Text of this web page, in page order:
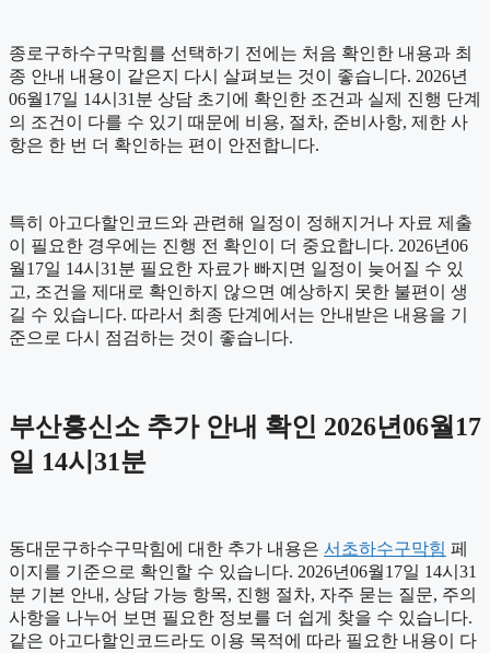
종로구하수구막힘를 선택하기 전에는 처음 확인한 내용과 최
종 안내 내용이 같은지 다시 살펴보는 것이 좋습니다. 2026년
06월17일 14시31분 상담 초기에 확인한 조건과 실제 진행 단계
의 조건이 다를 수 있기 때문에 비용, 절차, 준비사항, 제한 사
항은 한 번 더 확인하는 편이 안전합니다.
특히 아고다할인코드와 관련해 일정이 정해지거나 자료 제출
이 필요한 경우에는 진행 전 확인이 더 중요합니다. 2026년06
월17일 14시31분 필요한 자료가 빠지면 일정이 늦어질 수 있
고, 조건을 제대로 확인하지 않으면 예상하지 못한 불편이 생
길 수 있습니다. 따라서 최종 단계에서는 안내받은 내용을 기
준으로 다시 점검하는 것이 좋습니다.
부산흥신소 추가 안내 확인 2026년06월17
일 14시31분
동대문구하수구막힘에 대한 추가 내용은 서초하수구막힘 페
이지를 기준으로 확인할 수 있습니다. 2026년06월17일 14시31
분 기본 안내, 상담 가능 항목, 진행 절차, 자주 묻는 질문, 주의
사항을 나누어 보면 필요한 정보를 더 쉽게 찾을 수 있습니다.
같은 아고다할인코드라도 이용 목적에 따라 필요한 내용이 다